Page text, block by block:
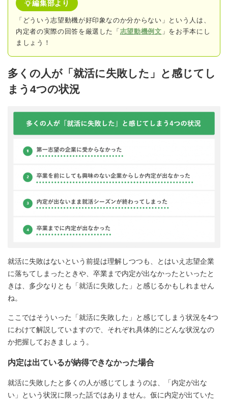
編集部より
「どういう志望動機が好印象なのか分からない」という人は、
内定者の実際の回答を厳選した「志望動機例文 」をお手本にし
ましょう！
多くの人が「就活に失敗した」と感じてし
まう4つの状況
就活に失敗はないという前提は理解しつつも、とはいえ志望企業
に落ちてしまったときや、卒業まで内定が出なかったといったと
きは、多少なりとも「就活に失敗した」と感じるかもしれません
ね。
ここではそういった「就活に失敗した」と感じてしまう状況を4つ
にわけて解説していますので、それぞれ具体的にどんな状況なの
か把握しておきましょう。
内定は出ているが納得できなかった場合
就活に失敗したと多くの人が感じてしまうのは、「内定が出な
い」という状況に限った話ではありません。仮に内定が出ていた